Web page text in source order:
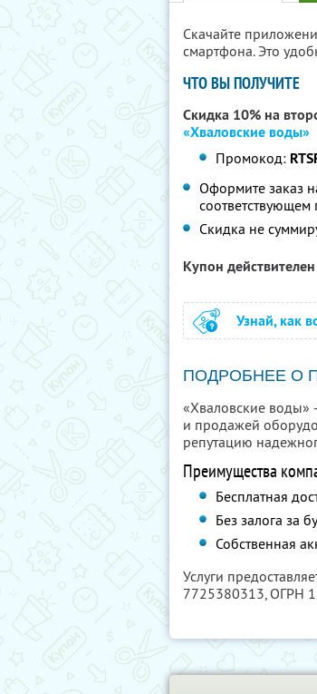
Скачайте
смартфона. Это
ЧТО ВЫ ПОЛУЧИТЕ
Скидка 10% на
«Хваловские воды»
Промокод:
Оформите заказ
соответствующем
Скидка не
Купон
Узнай, как
ПОДРОБНЕЕ О
«Хваловские воды»
и продажей
репутацию
Преимущества
Бесплатная
Без залога за
Собственная
Услуги
7725380313, ОГРН